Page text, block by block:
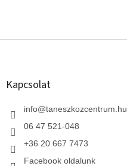
L
Kapcsolat
info@taneszkozcentrum.hu
06 47 521-048
+36 20 667 7473
Facebook oldalunk